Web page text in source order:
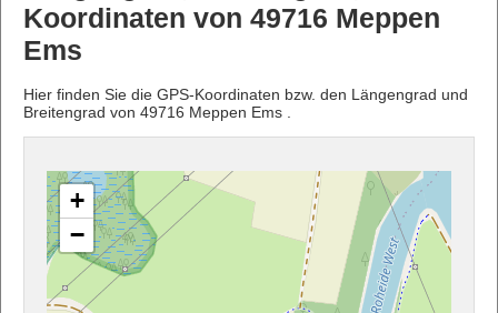
Koordinaten von 49716 Meppen
Ems
Hier finden Sie die GPS-Koordinaten bzw. den Längengrad und
Breitengrad von 49716 Meppen Ems .
+
−